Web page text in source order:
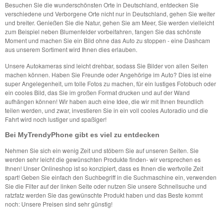
Besuchen Sie die wunderschönsten Orte in Deutschland, entdecken Sie
verschiedene und Verborgene Orte nicht nur in Deutschland, gehen Sie weiter
und breiter. Genießen Sie die Natur, gehen Sie am Meer, Sie werden vielleicht
zum Beispiel neben Blumenfelder vorbeifahren, fangen Sie das schönste
Moment und machen Sie ein Bild ohne das Auto zu stoppen - eine Dashcam
aus unserem Sortiment wird Ihnen dies erlauben.
Unsere Autokameras sind leicht drehbar, sodass Sie Bilder von allen Seiten
machen können. Haben Sie Freunde oder Angehörige im Auto? Dies ist eine
super Angelegenheit, um tolle Fotos zu machen, für ein lustiges Fotobuch oder
ein cooles Bild, das Sie im großen Format drucken und auf der Wand
aufhängen können! Wir haben auch eine Idee, die wir mit Ihnen freundlich
teilen werden, und zwar, investieren Sie in ein voll cooles Autoradio und die
Fahrt wird noch lustiger und spaßiger!
Bei MyTrendyPhone gibt es viel zu entdecken
Nehmen Sie sich ein wenig Zeit und stöbern Sie auf unseren Seiten. Sie
werden sehr leicht die gewünschten Produkte finden- wir versprechen es
Ihnen! Unser Onlineshop ist so konzipiert, dass es Ihnen die wertvolle Zeit
spart! Geben Sie einfach den Suchbegriff in die Suchmaschine ein, verwenden
Sie die Filter auf der linken Seite oder nutzen Sie unsere Schnellsuche und
ratzfatz werden Sie das gewünschte Produkt haben und das Beste kommt
noch: Unsere Preisen sind sehr günstig!